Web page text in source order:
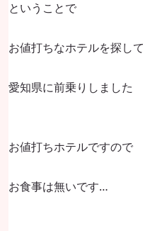
ということで
お値打ちなホテルを探して
愛知県に前乗りしました
お値打ちホテルですので
お食事は無いです…